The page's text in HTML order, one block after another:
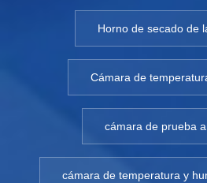
Horno de secado de
Cámara de
cámara de prueba
cámara de temperatura y